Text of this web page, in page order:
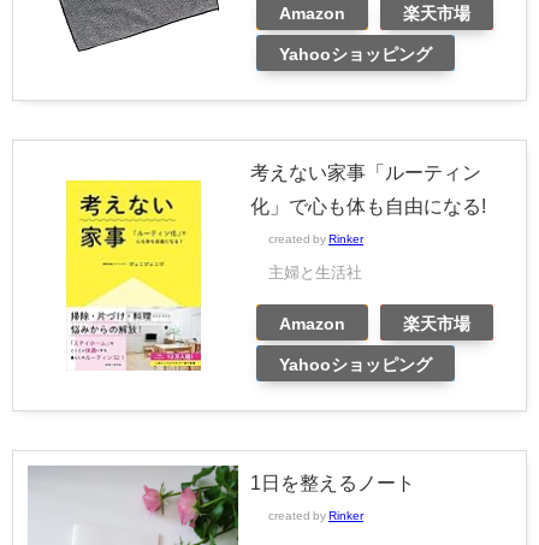
Amazon 楽天市場
Yahooショッピング
考えない家事「ルーティン
化」で心も体も自由になる!
created by Rinker
主婦と生活社
Amazon 楽天市場
Yahooショッピング
1日を整えるノート
created by Rinker